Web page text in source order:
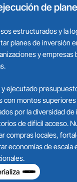
de
estructurados y la
planes de inversión
y empresas
ejecutado
con montos superiores
por la diversidad de
de difícil acceso.
compras locales,
economías de escala